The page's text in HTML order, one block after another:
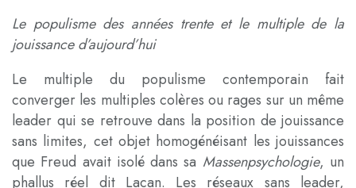
Le populisme des années trente et le multiple de la
jouissance d’aujourd’hui
Le multiple du populisme contemporain fait
converger les multiples colères ou rages sur un même
leader qui se retrouve dans la position de jouissance
sans limites, cet objet homogénéisant les jouissances
que Freud avait isolé dans sa Massenpsychologie, un
phallus réel dit Lacan. Les réseaux sans leader,